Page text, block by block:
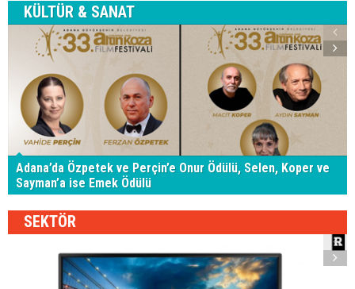
KÜLTÜR & SANAT
Adana’da Özpetek ve Perçin’e Onur Ödülü, Selen, Koper ve
Sayman’a ise Emek Ödülü
SEKTÖR